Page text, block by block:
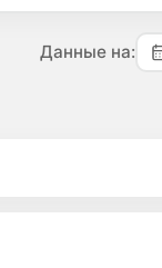
Данные на: